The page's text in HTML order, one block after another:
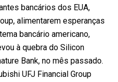
bancários dos EUA,
alimentarem esperanças
bancário americano,
à quebra do Silicon
Bank, no mês passado.
UFJ Financial Group